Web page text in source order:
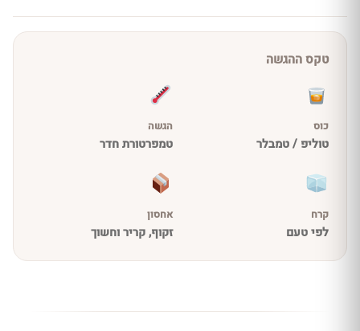
טקס ההגשה
כוס
טוליפ / טמבלר
הגשה
טמפרטורת חדר
קרח
לפי טעם
אחסון
זקוף, קריר וחשוך